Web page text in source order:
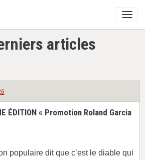
articles
ÉDITION « Promotion Roland Garcia
populaire dit que c’est le diable qui